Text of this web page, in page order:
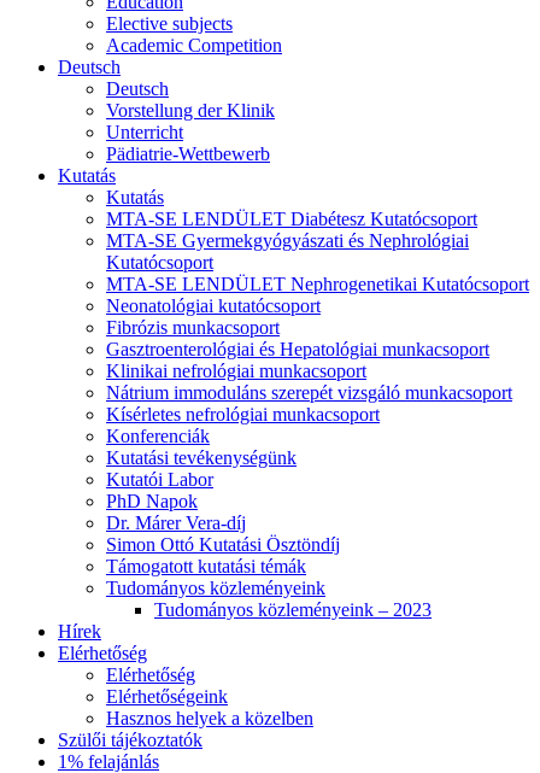
Elective subjects
Academic Competition
Deutsch
Deutsch
Vorstellung der Klinik
Unterricht
Pädiatrie-Wettbewerb
Kutatás
Kutatás
MTA-SE LENDÜLET Diabétesz Kutatócsoport
MTA-SE Gyermekgyógyászati és Nephrológiai
Kutatócsoport
MTA-SE LENDÜLET Nephrogenetikai Kutatócsoport
Neonatológiai kutatócsoport
Fibrózis munkacsoport
Gasztroenterológiai és Hepatológiai munkacsoport
Klinikai nefrológiai munkacsoport
Nátrium immoduláns szerepét vizsgáló munkacsoport
Kísérletes nefrológiai munkacsoport
Konferenciák
Kutatási tevékenységünk
Kutatói Labor
PhD Napok
Dr. Márer Vera-díj
Simon Ottó Kutatási Ösztöndíj
Támogatott kutatási témák
Tudományos közleményeink
Tudományos közleményeink – 2023
Hírek
Elérhetőség
Elérhetőség
Elérhetőségeink
Hasznos helyek a közelben
Szülői tájékoztatók
1% felajánlás